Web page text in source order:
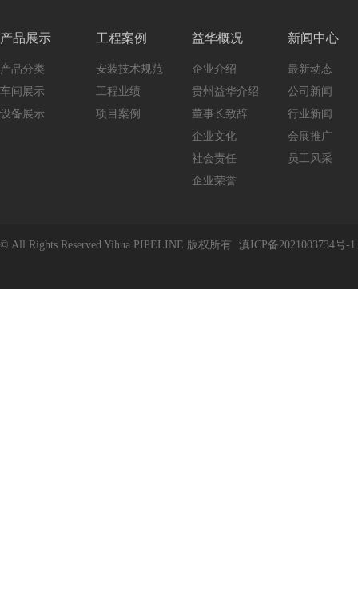
产品展示
产品分类
车间展示
设备展示
工程案例
安装技术规范
工程业绩
项目案例
益华概况
企业介绍
贵州益华介绍
董事长致辞
企业文化
社会责任
企业荣誉
新闻中心
最新动态
公司新闻
行业新闻
会展推广
员工风采
© All Rights Reserved Yihua PIPELINE 版权所有 滇ICP备2021003734号-1